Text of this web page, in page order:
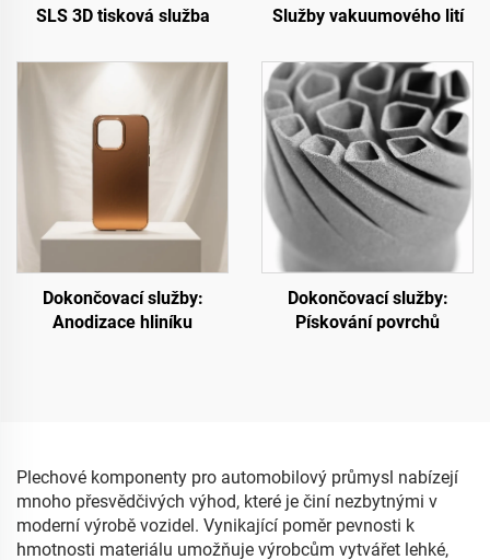
SLS 3D tisková služba Služby vakuumového lití
Dokončovací služby:
Anodizace hliníku
Dokončovací služby:
Pískování povrchů
Plechové komponenty pro automobilový průmysl nabízejí
mnoho přesvědčivých výhod, které je činí nezbytnými v
moderní výrobě vozidel. Vynikající poměr pevnosti k
hmotnosti materiálu umožňuje výrobcům vytvářet lehké,